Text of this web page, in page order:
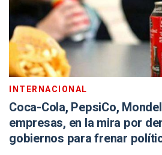
INTERNACIONAL
Coca-Cola, PepsiCo,
empresas, en la mira por
gobiernos para frenar